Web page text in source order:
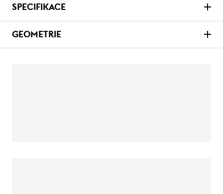
SPECIFIKACE
GEOMETRIE